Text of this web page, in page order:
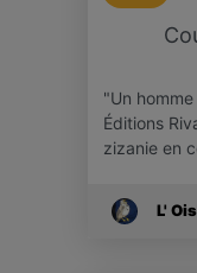
"Un
Éditions
zizanie en
L'